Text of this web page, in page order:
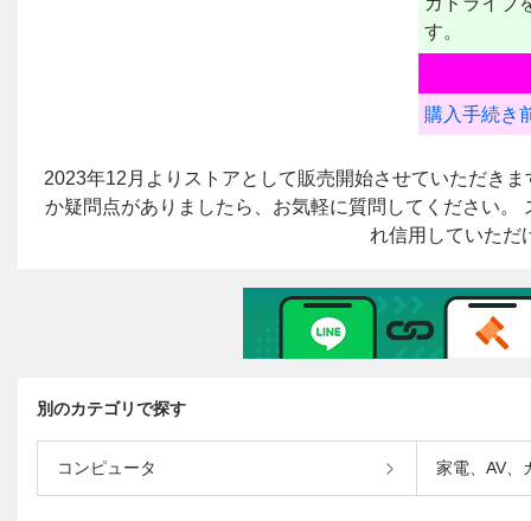
別のカテゴリで探す
コンピュータ 家電、AV、